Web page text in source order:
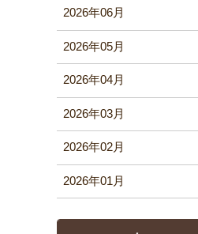
2026年06月
2026年05月
2026年04月
2026年03月
2026年02月
2026年01月